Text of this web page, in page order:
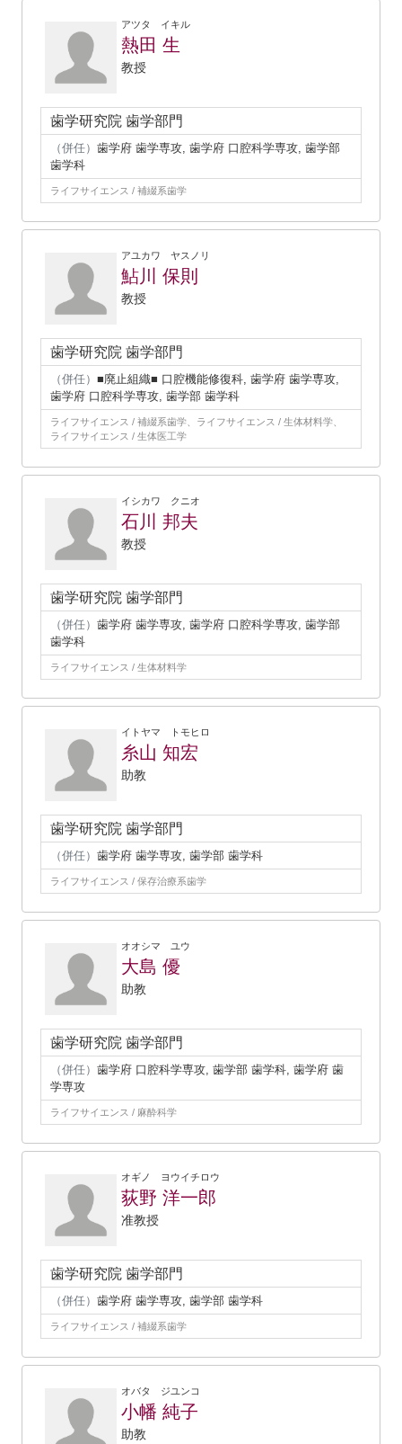
アツタ イキル
熱田 生
教授
歯学研究院 歯学部門
（併任） 歯学府 歯学専攻, 歯学府 口腔科学専攻, 歯学部
歯学科
ライフサイエンス / 補綴系歯学
アユカワ ヤスノリ
鮎川 保則
教授
歯学研究院 歯学部門
（併任） ■廃止組織■ 口腔機能修復科, 歯学府 歯学専攻,
歯学府 口腔科学専攻, 歯学部 歯学科
ライフサイエンス / 補綴系歯学、ライフサイエンス / 生体材料学、
ライフサイエンス / 生体医工学
イシカワ クニオ
石川 邦夫
教授
歯学研究院 歯学部門
（併任） 歯学府 歯学専攻, 歯学府 口腔科学専攻, 歯学部
歯学科
ライフサイエンス / 生体材料学
イトヤマ トモヒロ
糸山 知宏
助教
歯学研究院 歯学部門
（併任） 歯学府 歯学専攻, 歯学部 歯学科
ライフサイエンス / 保存治療系歯学
オオシマ ユウ
大島 優
助教
歯学研究院 歯学部門
（併任） 歯学府 口腔科学専攻, 歯学部 歯学科, 歯学府 歯
学専攻
ライフサイエンス / 麻酔科学
オギノ ヨウイチロウ
荻野 洋一郎
准教授
歯学研究院 歯学部門
（併任） 歯学府 歯学専攻, 歯学部 歯学科
ライフサイエンス / 補綴系歯学
オバタ ジユンコ
小幡 純子
助教